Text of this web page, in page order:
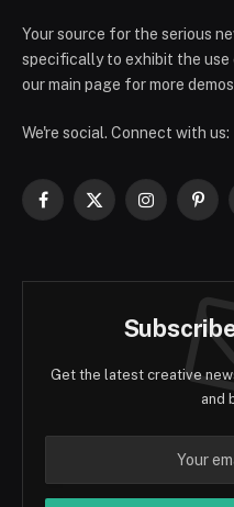
Your source for the serious
specifically to exhibit the use
our main page for more
We're social. Connect with us:
Facebook
X
Instagram
Get the latest creative
and